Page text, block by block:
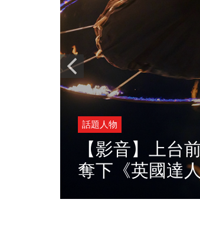
話題人物
【影音】上台
奪下《英國達